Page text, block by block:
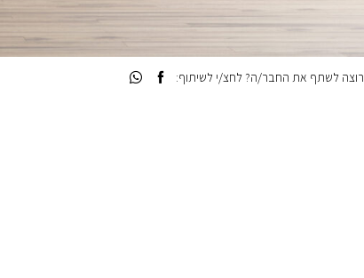
רוצה לשתף את החבר/ה? לחצ/י לשיתוף: